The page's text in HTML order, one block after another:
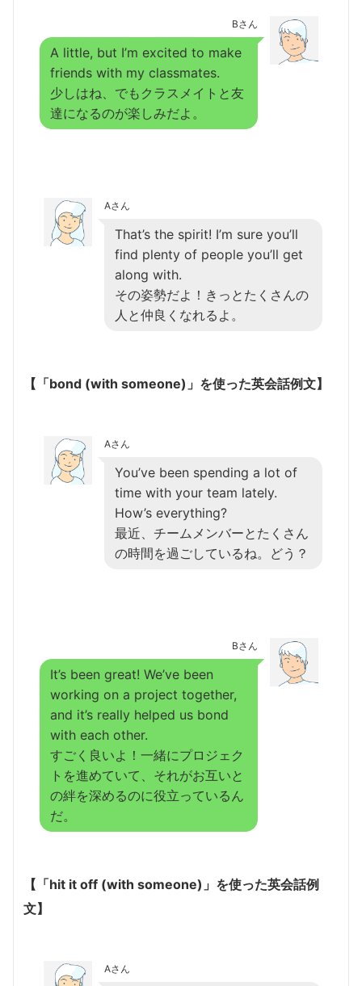
Bさん
A little, but I’m excited to make
friends with my classmates.
少しはね、でもクラスメイトと友
達になるのが楽しみだよ。
Aさん
That’s the spirit! I’m sure you’ll
find plenty of people you’ll get
along with.
その姿勢だよ！きっとたくさんの
人と仲良くなれるよ。
【「bond (with someone)」を使った英会話例文】
Aさん
You’ve been spending a lot of
time with your team lately.
How’s everything?
最近、チームメンバーとたくさん
の時間を過ごしているね。どう？
Bさん
It’s been great! We’ve been
working on a project together,
and it’s really helped us bond
with each other.
すごく良いよ！一緒にプロジェク
トを進めていて、それがお互いと
の絆を深めるのに役立っているん
だ。
【「hit it off (with someone)」を使った英会話例
文】
Aさん